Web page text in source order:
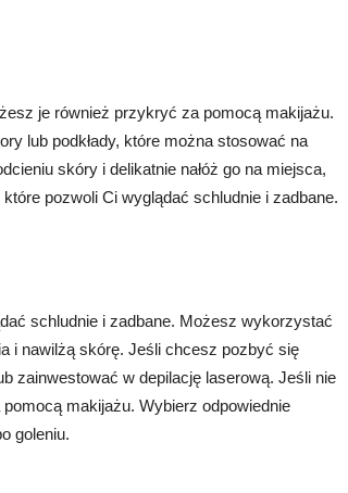
je również przykryć za pomocą makijażu.
lub podkłady, które można stosować na
skóry i delikatnie nałóż go na miejsca,
pozwoli Ci wyglądać schludnie i zadbane.
schludnie i zadbane. Możesz wykorzystać
i nawilżą skórę. Jeśli chcesz pozbyć się
zainwestować w depilację laserową. Jeśli nie
makijażu. Wybierz odpowiednie
goleniu.